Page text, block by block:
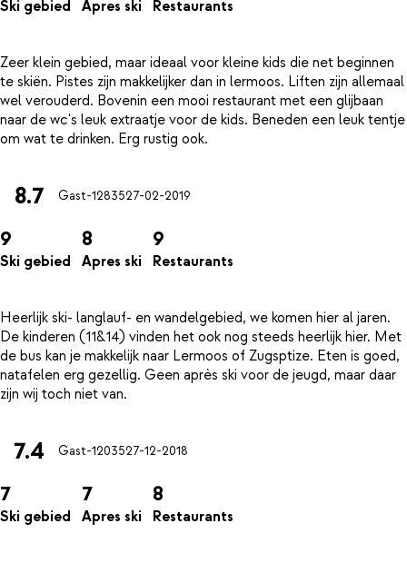
Ski gebied Apres ski Restaurants
Zeer klein gebied, maar ideaal voor kleine kids die net beginnen
te skiën. Pistes zijn makkelijker dan in lermoos. Liften zijn allemaal
wel verouderd. Bovenin een mooi restaurant met een glijbaan
naar de wc's leuk extraatje voor de kids. Beneden een leuk tentje
8.7 Gast-1283527-02-2019
9
Ski gebied
8
Apres ski
9
Restaurants
Heerlijk ski- langlauf- en wandelgebied, we komen hier al jaren.
De kinderen (11&14) vinden het ook nog steeds heerlijk hier. Met
de bus kan je makkelijk naar Lermoos of Zugsptize. Eten is goed,
natafelen erg gezellig. Geen après ski voor de jeugd, maar daar
7.4 Gast-1203527-12-2018
7
Ski gebied
7
Apres ski
8
Restaurants